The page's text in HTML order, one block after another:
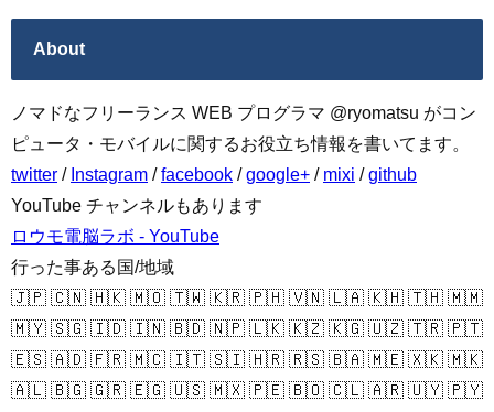
About
ノマドなフリーランス WEB プログラマ @ryomatsu がコン
ピュータ・モバイルに関するお役立ち情報を書いてます。
twitter / Instagram /facebook /google+ / mixi /github
YouTube チャンネルもあります
ロウモ電脳ラボ - YouTube
行った事ある国/地域
🇯🇵 🇨🇳 🇭🇰 🇲🇴 🇹🇼 🇰🇷 🇵🇭 🇻🇳 🇱🇦 🇰🇭 🇹🇭 🇲🇲
🇲🇾 🇸🇬 🇮🇩 🇮🇳 🇧🇩 🇳🇵 🇱🇰 🇰🇿 🇰🇬 🇺🇿 🇹🇷 🇵🇹
🇪🇸 🇦🇩 🇫🇷 🇲🇨 🇮🇹 🇸🇮 🇭🇷 🇷🇸 🇧🇦 🇲🇪 🇽🇰 🇲🇰
🇦🇱 🇧🇬 🇬🇷 🇪🇬 🇺🇸 🇲🇽 🇵🇪 🇧🇴 🇨🇱 🇦🇷 🇺🇾 🇵🇾